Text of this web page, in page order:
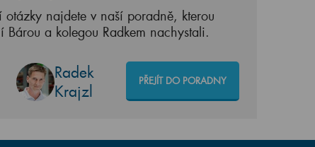
najdete v naší poradně, kterou
Bárou a kolegou Radkem nachystali.
Radek
Krajzl
PŘEJÍT DO PORADNY